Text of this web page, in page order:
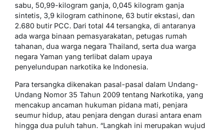
sabu, 50,99-kilogram ganja, 0,045 kilogram ganja
sintetis, 3,9 kilogram cathinone, 63 butir ekstasi, dan
2.680 butir PCC. Dari total 44 tersangka, di antaranya
ada warga binaan pemasyarakatan, petugas rumah
tahanan, dua warga negara Thailand, serta dua warga
negara Yaman yang terlibat dalam upaya
penyelundupan narkotika ke Indonesia.
Para tersangka dikenakan pasal-pasal dalam Undang-
Undang Nomor 35 Tahun 2009 tentang Narkotika, yang
mencakup ancaman hukuman pidana mati, penjara
seumur hidup, atau penjara dengan durasi antara enam
hingga dua puluh tahun. “Langkah ini merupakan wujud